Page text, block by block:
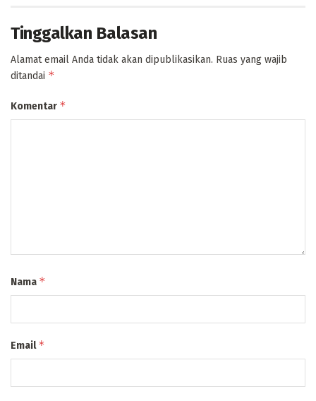
Tinggalkan Balasan
Alamat email Anda tidak akan dipublikasikan. Ruas yang wajib
ditandai *
Komentar *
Nama *
Email*